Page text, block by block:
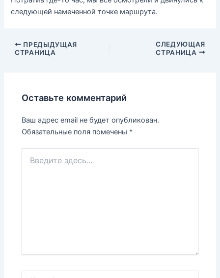
следующей намеченной точке маршрута.
НавигацияПРЕДЫДУЩАЯ
СТРАНИЦА
СЛЕДУЮЩАЯ
СТРАНИЦА
Оставьте комментарий
Ваш адрес email не будет опубликован.
Обязательные поля помечены *
здесь...